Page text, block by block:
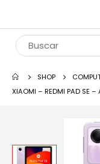
SHOP
XIAOMI – REDMI PAD SE